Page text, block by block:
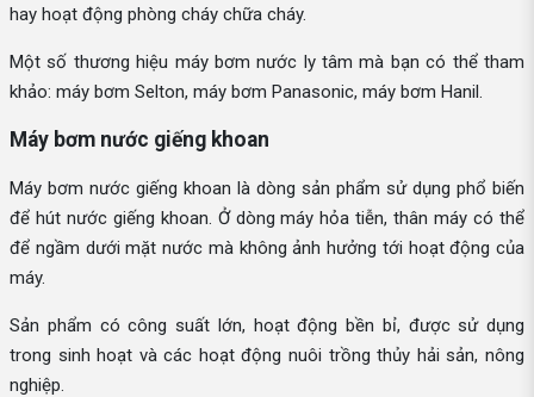
hay hoạt động phòng cháy chữa cháy.
Một số thương hiệu máy bơm nước ly tâm mà bạn có thể tham
khảo: máy bơm Selton, máy bơm Panasonic, máy bơm Hanil.
Máy bơm nước giếng khoan
Máy bơm nước giếng khoan là dòng sản phẩm sử dụng phổ biến
để hút nước giếng khoan. Ở dòng máy hỏa tiễn, thân máy có thể
để ngầm dưới mặt nước mà không ảnh hưởng tới hoạt động của
máy.
Sản phẩm có công suất lớn, hoạt động bền bỉ, được sử dụng
trong sinh hoạt và các hoạt động nuôi trồng thủy hải sản, nông
nghiệp.